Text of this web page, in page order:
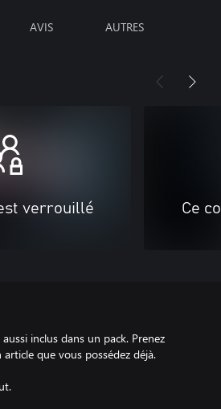
AVIS AUTRES
verrouillé Ce
inclus dans un pack. Prenez
que vous possédez déjà.